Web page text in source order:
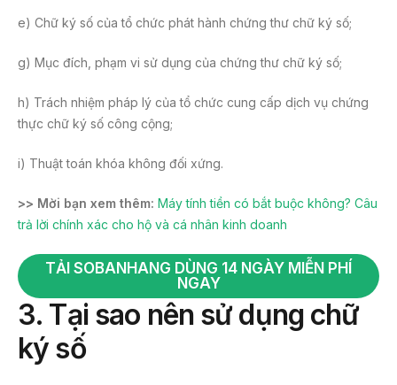
e) Chữ ký số của tổ chức phát hành chứng thư chữ ký số;
g) Mục đích, phạm vi sử dụng của chứng thư chữ ký số;
h) Trách nhiệm pháp lý của tổ chức cung cấp dịch vụ chứng
thực chữ ký số công cộng;
i) Thuật toán khóa không đối xứng.
>> Mời bạn xem thêm: Máy tính tiền có bắt buộc không? Câu
trả lời chính xác cho hộ và cá nhân kinh doanh
TẢI SOBANHANG DÙNG 14 NGÀY MIỄN PHÍ
NGAY
3. Tại sao nên sử dụng chữ
ký số